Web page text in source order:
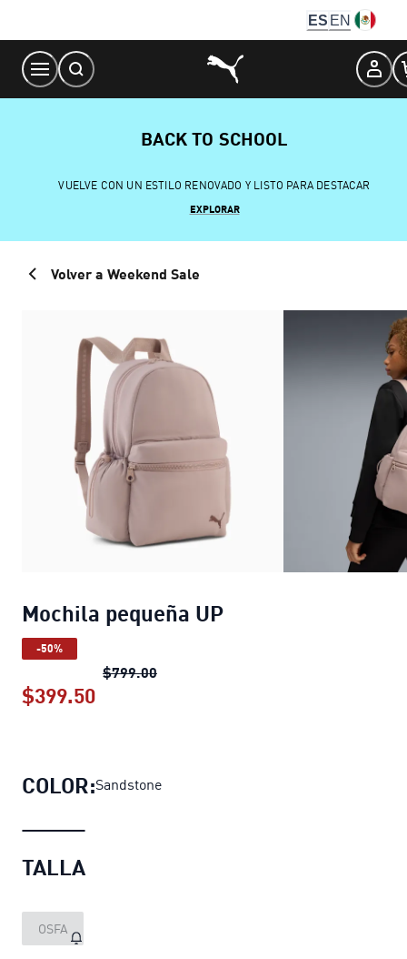
Content
ES EN
BACK TO SCHOOL
VUELVE CON UN ESTILO RENOVADO Y LISTO PARA DESTACAR
EXPLORAR
Volver a Weekend Sale
Mochila pequeña UP
-50%
$799.00Mochila pequeña UP
$399.50
COLOR:Sandstone
TALLA
OSFA